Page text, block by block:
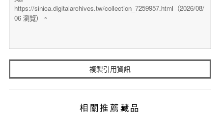
複製引用資訊
相關推薦藏品